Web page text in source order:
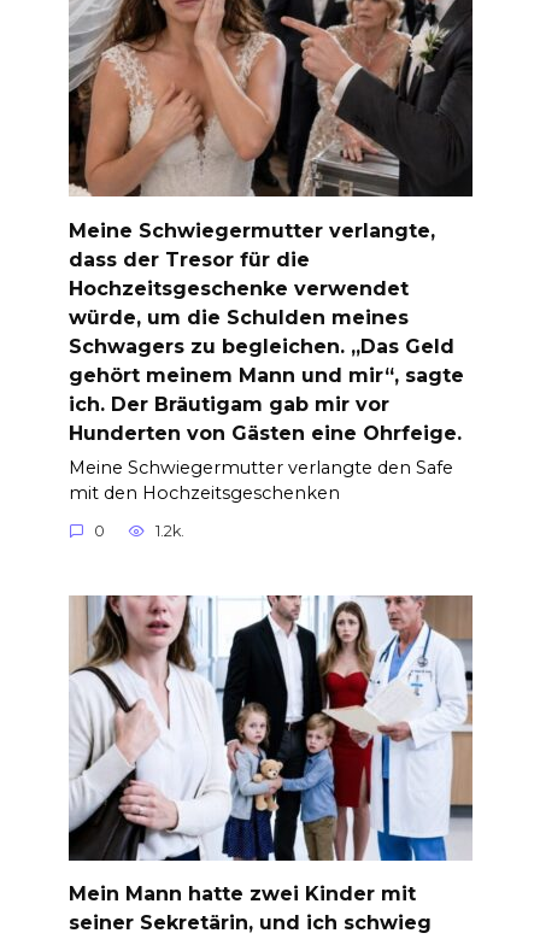
Meine Schwiegermutter verlangte,
dass der Tresor für die
Hochzeitsgeschenke verwendet
würde, um die Schulden meines
Schwagers zu begleichen. „Das Geld
gehört meinem Mann und mir“, sagte
ich. Der Bräutigam gab mir vor
Hunderten von Gästen eine Ohrfeige.
Meine Schwiegermutter verlangte den Safe
mit den Hochzeitsgeschenken
0 1.2k.
Mein Mann hatte zwei Kinder mit
seiner Sekretärin, und ich schwieg